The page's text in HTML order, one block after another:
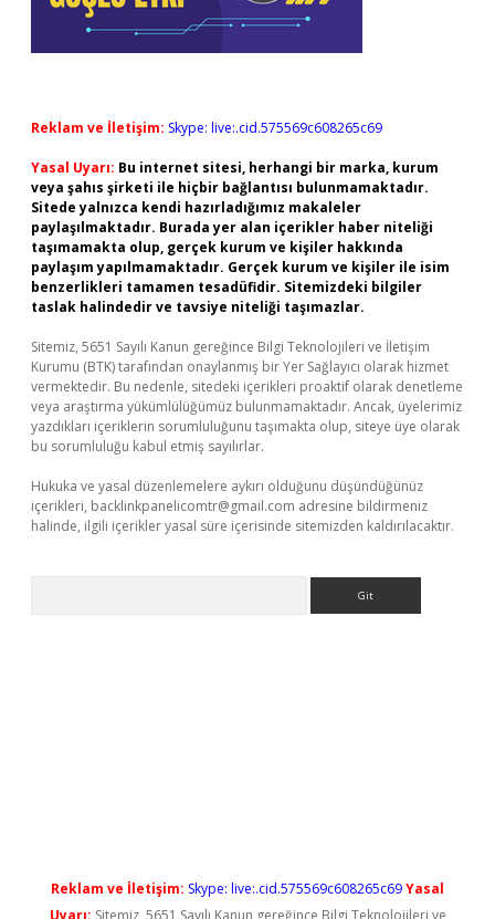
Reklam ve İletişim: Skype: live:.cid.575569c608265c69
Yasal Uyarı: Bu internet sitesi, herhangi bir marka, kurum
veya şahıs şirketi ile hiçbir bağlantısı bulunmamaktadır.
Sitede yalnızca kendi hazırladığımız makaleler
paylaşılmaktadır. Burada yer alan içerikler haber niteliği
taşımamakta olup, gerçek kurum ve kişiler hakkında
paylaşım yapılmamaktadır. Gerçek kurum ve kişiler ile isim
benzerlikleri tamamen tesadüfidir. Sitemizdeki bilgiler
taslak halindedir ve tavsiye niteliği taşımazlar.
Sitemiz, 5651 Sayılı Kanun gereğince Bilgi Teknolojileri ve İletişim
Kurumu (BTK) tarafından onaylanmış bir Yer Sağlayıcı olarak hizmet
vermektedir. Bu nedenle, sitedeki içerikleri proaktif olarak denetleme
veya araştırma yükümlülüğümüz bulunmamaktadır. Ancak, üyelerimiz
yazdıkları içeriklerin sorumluluğunu taşımakta olup, siteye üye olarak
bu sorumluluğu kabul etmiş sayılırlar.
Hukuka ve yasal düzenlemelere aykırı olduğunu düşündüğünüz
içerikleri, backlinkpanelicomtr@gmail.com adresine bildirmeniz
halinde, ilgili içerikler yasal süre içerisinde sitemizden kaldırılacaktır.
Reklam ve İletişim: Skype: live:.cid.575569c608265c69Yasal
Uyarı: Sitemiz, 5651 Sayılı Kanun gereğince Bilgi Teknolojileri ve